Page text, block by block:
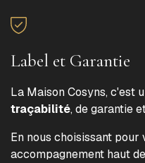
Label et Garantie
La Maison Cosyns, c'est
traçabilité, de garantie
En nous choisissant
accompagnement haut